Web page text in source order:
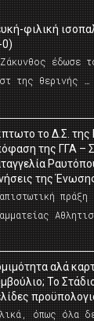
φιλική
0)
έδωσε
της θερινής …
το Δ.Σ. της
της ΓΓΑ –
της
πράξη
αλά
Το
όπως όλα